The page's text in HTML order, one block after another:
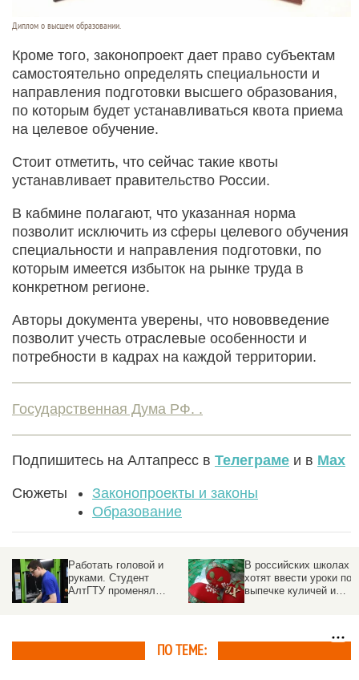
Диплом о высшем образовании.
Кроме того, законопроект дает право субъектам
самостоятельно определять специальности и
направления подготовки высшего образования,
по которым будет устанавливаться квота приема
на целевое обучение.
Стоит отметить, что сейчас такие квоты
устанавливает правительство России.
В кабмине полагают, что указанная норма
позволит исключить из сферы целевого обучения
специальности и направления подготовки, по
которым имеется избыток на рынке труда в
конкретном регионе.
Авторы документа уверены, что нововведение
позволит учесть отраслевые особенности и
потребности в кадрах на каждой территории.
Государственная Дума РФ. .
Подпишитесь на Алтапресс в Телеграме и в Max
Сюжеты
Законопроекты и законы
Образование
Работать головой и
руками. Студент
АлтГТУ променял
В российских школах
хотят ввести уроки по
выпечке куличей и
ПО ТЕМЕ: